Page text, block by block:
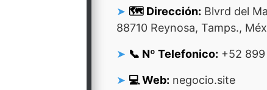
🗺️ Dirección: Blvrd del
88710 Reynosa, Tamps.,
📞 Nº Telefonico: +52
💻 Web: negocio.site